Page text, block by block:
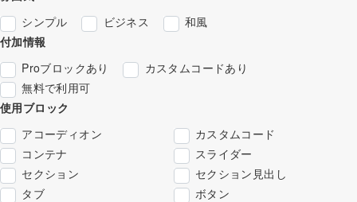
シンプル
ビジネス
和風
付加情報
Proブロックあり
カスタムコードあり
無料で利用可
使用ブロック
アコーディオン
カスタムコード
コンテナ
スライダー
セクション
セクション見出し
タブ
ボタン